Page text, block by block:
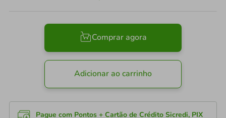
Comprar agora
Adicionar ao carrinho
Pague com Pontos + Cartão de Crédito Sicredi, PIX